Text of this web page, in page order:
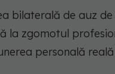
bilaterală de auz
la zgomotul
personală